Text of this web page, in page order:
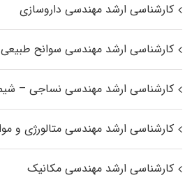
کارشناسی ارشد مهندسی داروسازی
کارشناسی ارشد مهندسی سوانح طبیعی
کارشناسی ارشد مهندسی نساجی –
کارشناسی ارشد مهندسی متالورژی و
کارشناسی ارشد مهندسی مکانیک